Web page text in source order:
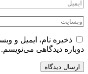
ذخیره نام، ایمیل و
دوباره دیدگاهی می‌نویسم.